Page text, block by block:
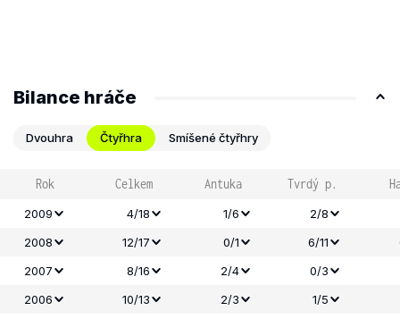
Bilance hráče
Dvouhra Čtyřhra Smíšené čtyřhry
Rok Celkem Antuka Tvrdý p.
2009 4/18 1/6
2/8
2008
12/17 0/1 6/11
2007
8/16 2/4 0/3
2006
10/13 2/3 1/5